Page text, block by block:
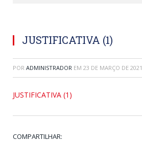
JUSTIFICATIVA (1)
POR ADMINISTRADOR EM 23 DE MARÇO DE 2021
JUSTIFICATIVA (1)
COMPARTILHAR: